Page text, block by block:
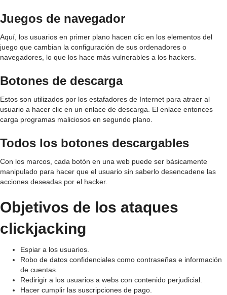
Juegos de navegador
Aquí, los usuarios en primer plano hacen clic en los elementos del
juego que cambian la configuración de sus ordenadores o
navegadores, lo que los hace más vulnerables a los hackers.
Botones de descarga
Estos son utilizados por los estafadores de Internet para atraer al
usuario a hacer clic en un enlace de descarga. El enlace entonces
carga programas maliciosos en segundo plano.
Todos los botones descargables
Con los marcos, cada botón en una web puede ser básicamente
manipulado para hacer que el usuario sin saberlo desencadene las
acciones deseadas por el hacker.
Objetivos de los ataques
clickjacking
Espiar a los usuarios.
Robo de datos confidenciales como contraseñas e información
de cuentas.
Redirigir a los usuarios a webs con contenido perjudicial.
Hacer cumplir las suscripciones de pago.